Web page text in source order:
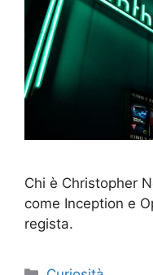
Chi è Christopher
come Inception e
regista.
Categorie